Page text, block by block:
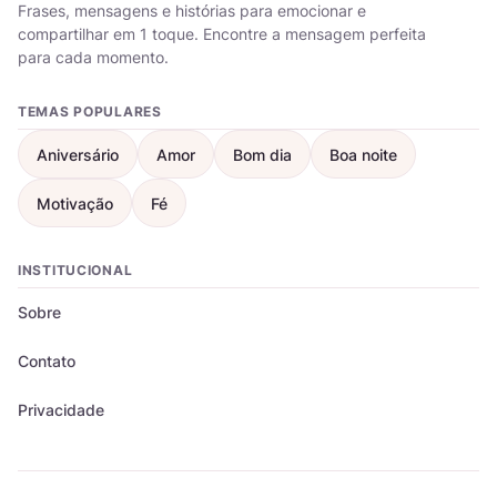
Frases, mensagens e histórias para emocionar e
compartilhar em 1 toque. Encontre a mensagem perfeita
para cada momento.
TEMAS POPULARES
Aniversário Amor Bom dia Boa noite
Motivação Fé
INSTITUCIONAL
Sobre
Contato
Privacidade